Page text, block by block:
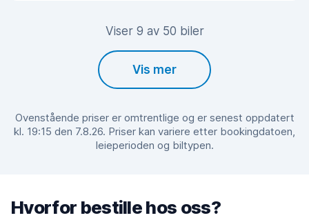
Viser 9 av 50 biler
Vis mer
Ovenstående priser er omtrentlige og er senest oppdatert
kl. 19:15 den 7.8.26. Priser kan variere etter bookingdatoen,
leieperioden og biltypen.
Hvorfor bestille hos oss?